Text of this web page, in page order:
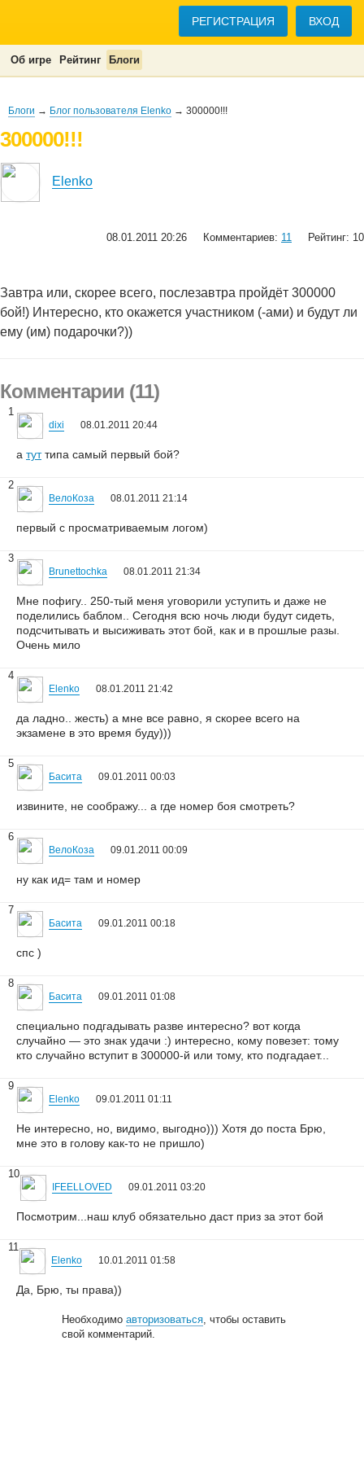
РЕГИСТРАЦИЯ ВХОД
Об игре Рейтинг Блоги
Блоги → Блог пользователя Elenko → 300000!!!
300000!!!
Elenko
08.01.2011 20:26 Комментариев: 11 Рейтинг: 10
Завтра или, скорее всего, послезавтра пройдёт 300000
бой!) Интересно, кто окажется участником (-ами) и будут ли
ему (им) подарочки?))
Комментарии (11)
1
dixi 08.01.2011 20:44
а туттипа самый первый бой?
2
ВелоКоза 08.01.2011 21:14
первый с просматриваемым логом)
3
Brunettochka 08.01.2011 21:34
Мне пофигу.. 250-тый меня уговорили уступить и даже не
поделились баблом.. Сегодня всю ночь люди будут сидеть,
подсчитывать и высиживать этот бой, как и в прошлые разы.
Очень мило
4
Elenko 08.01.2011 21:42
да ладно.. жесть) а мне все равно, я скорее всего на
экзамене в это время буду)))
5
Басита 09.01.2011 00:03
извините, не соображу... а где номер боя смотреть?
6
ВелоКоза 09.01.2011 00:09
ну как ид= там и номер
7
Басита 09.01.2011 00:18
спс )
8
Басита 09.01.2011 01:08
специально подгадывать разве интересно? вот когда
случайно — это знак удачи :) интересно, кому повезет: тому
кто случайно вступит в 300000-й или тому, кто подгадает...
9
Elenko 09.01.2011 01:11
Не интересно, но, видимо, выгодно))) Хотя до поста Брю,
мне это в голову как-то не пришло)
10
IFEELLOVED 09.01.2011 03:20
Посмотрим...наш клуб обязательно даст приз за этот бой
11
Elenko 10.01.2011 01:58
Да, Брю, ты права))
Необходимоавторизоваться, чтобы оставить
свой комментарий.